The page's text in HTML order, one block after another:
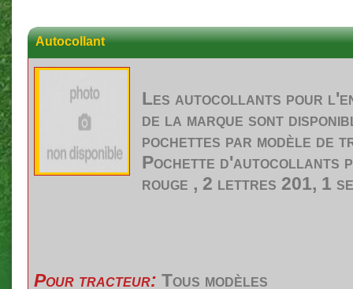
Autocollant
Les autocollants pour
de la marque sont
pochettes par modèle de
Pochette d'autocollants
rouge , 2 lettres 201, 1
Pour tracteur: Tous modèles